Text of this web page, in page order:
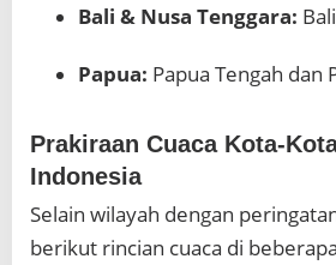
Bali & Nusa Tenggara:
Papua: Papua Tengah dan
Prakiraan Cuaca Kota-
Indonesia
Selain wilayah dengan
berikut rincian cuaca di